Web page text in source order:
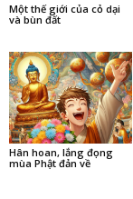
Một thế giới của cỏ dại
và bùn đất
Hân hoan, lắng đọng
mùa Phật đản về